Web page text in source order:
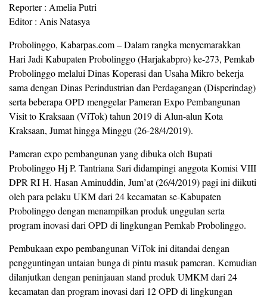
Reporter : Amelia Putri
Editor : Anis Natasya
Probolinggo, Kabarpas.com – Dalam rangka menyemarakkan
Hari Jadi Kabupaten Probolinggo (Harjakabpro) ke-273, Pemkab
Probolinggo melalui Dinas Koperasi dan Usaha Mikro bekerja
sama dengan Dinas Perindustrian dan Perdagangan (Disperindag)
serta beberapa OPD menggelar Pameran Expo Pembangunan
Visit to Kraksaan (ViTok) tahun 2019 di Alun-alun Kota
Kraksaan, Jumat hingga Minggu (26-28/4/2019).
Pameran expo pembangunan yang dibuka oleh Bupati
Probolinggo Hj P. Tantriana Sari didampingi anggota Komisi VIII
DPR RI H. Hasan Aminuddin, Jum’at (26/4/2019) pagi ini diikuti
oleh para pelaku UKM dari 24 kecamatan se-Kabupaten
Probolinggo dengan menampilkan produk unggulan serta
program inovasi dari OPD di lingkungan Pemkab Probolinggo.
Pembukaan expo pembangunan ViTok ini ditandai dengan
pengguntingan untaian bunga di pintu masuk pameran. Kemudian
dilanjutkan dengan peninjauan stand produk UMKM dari 24
kecamatan dan program inovasi dari 12 OPD di lingkungan